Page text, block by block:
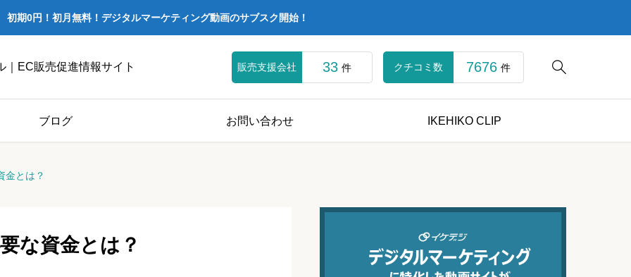
初期0円！初月無料！デジタルマーケティング動画のサブスク開始！
｜EC販売促進情報サイト 
販売支援会社 33 件 クチコミ数 7676 件
ブログ お問い合わせ IKEHIKO CLIP
金とは？
な資金とは？